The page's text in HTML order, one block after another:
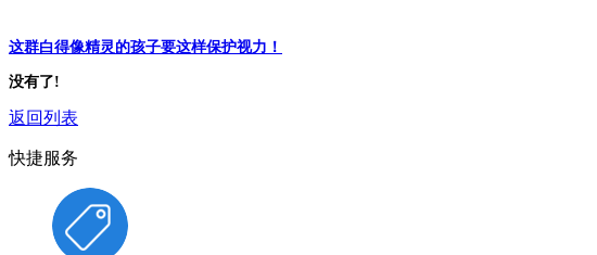
这群白得像精灵的孩子要这样保护视力！
没有了!
返回列表
快捷服务